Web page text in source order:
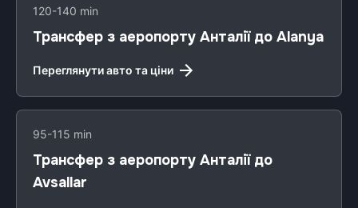
120-140 min
Трансфер з аеропорту Анталії до Alanya
Переглянути авто та ціни
95-115 min
Трансфер з аеропорту Анталії до
Avsallar